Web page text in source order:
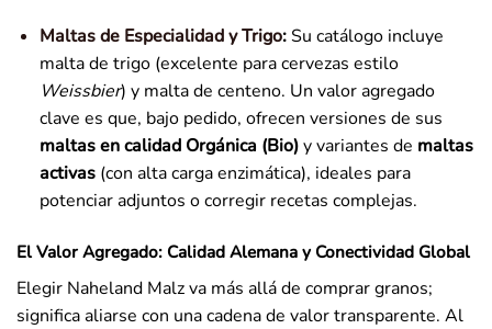
Maltas de Especialidad y Trigo:Su catálogo incluye
malta de trigo (excelente para cervezas estilo
Weissbier) y malta de centeno. Un valor agregado
clave es que, bajo pedido, ofrecen versiones de sus
maltas en calidad Orgánica (Bio)y variantes de maltas
activas(con alta carga enzimática), ideales para
potenciar adjuntos o corregir recetas complejas.
El Valor Agregado: Calidad Alemana y Conectividad Global
Elegir Naheland Malz va más allá de comprar granos;
significa aliarse con una cadena de valor transparente. Al